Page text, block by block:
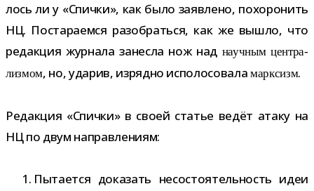
лось ли у «Спички», как было заяв­лено, похо­ро­нить
НЦ. Постараемся разо­браться, как же вышло, что
редак­ция жур­нала занесла нож над науч­ным цен­тра­
лиз­мом, но, уда­рив, изрядно испо­ло­со­валамарк­сизм.
Редакция «Спички» в своей ста­тье ведёт атаку на
НЦ по двум направлениям:
Пытается дока­зать несо­сто­я­тель­ность идеи